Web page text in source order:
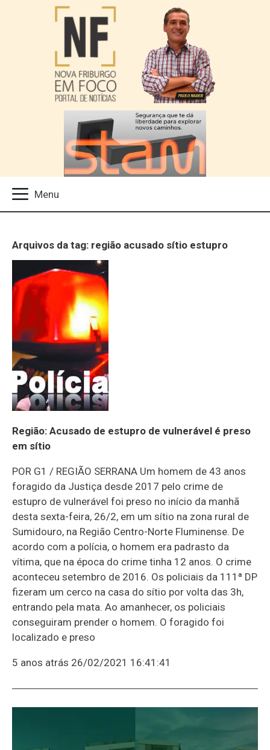
Arquivos da tag: região acusado sítio estupro
Região: Acusado de estupro de vulnerável é preso
em sítio
POR G1 / REGIÃO SERRANA Um homem de 43 anos
foragido da Justiça desde 2017 pelo crime de
estupro de vulnerável foi preso no início da manhã
desta sexta-feira, 26/2, em um sítio na zona rural de
Sumidouro, na Região Centro-Norte Fluminense. De
acordo com a polícia, o homem era padrasto da
vítima, que na época do crime tinha 12 anos. O crime
aconteceu setembro de 2016. Os policiais da 111ª DP
fizeram um cerco na casa do sítio por volta das 3h,
entrando pela mata. Ao amanhecer, os policiais
conseguiram prender o homem. O foragido foi
localizado e preso
5 anos atrás 26/02/2021 16:41:41